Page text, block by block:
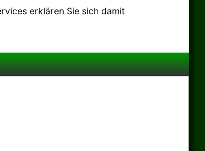
erklären Sie sich damit